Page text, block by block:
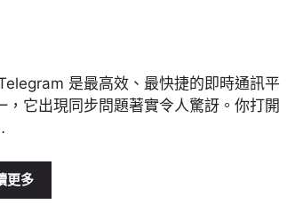
是最高效、最快捷的即時通訊平
，它出現同步問題著實令人驚訝。你打開
更多